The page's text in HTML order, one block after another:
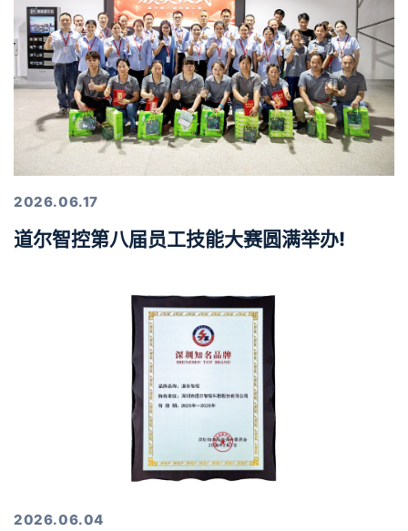
2026.06.17
道尔智控第八届员工技能大赛圆满举办!
2026.06.04